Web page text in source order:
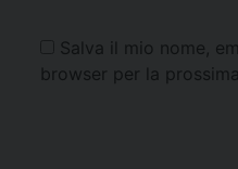
Salva il mio nome,
browser per la